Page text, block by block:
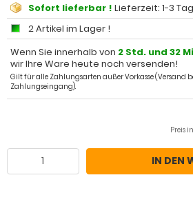
Sofort lieferbar ! Lieferzeit: 1-3
2 Artikel im Lager !
Wenn Sie innerhalb von 2 Std. und 32
wir Ihre Ware heute noch versenden!
Gilt für alle Zahlungsarten außer Vorkasse (Versand
Zahlungseingang).
Preis
IN DEN